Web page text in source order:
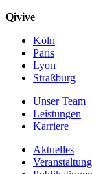
Qivive
Köln
Paris
Lyon
Straßburg
Unser Team
Leistungen
Karriere
Aktuelles